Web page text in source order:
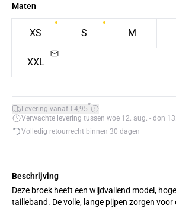
Maten
XS S M
XXL
Levering vanaf €4,95*
Verwachte levering tussen woe 12. aug. - don
Volledig retourrecht binnen 30 dagen
Beschrijving
Deze broek heeft een wijdvallend model,
tailleband. De volle, lange pijpen zorgen voor